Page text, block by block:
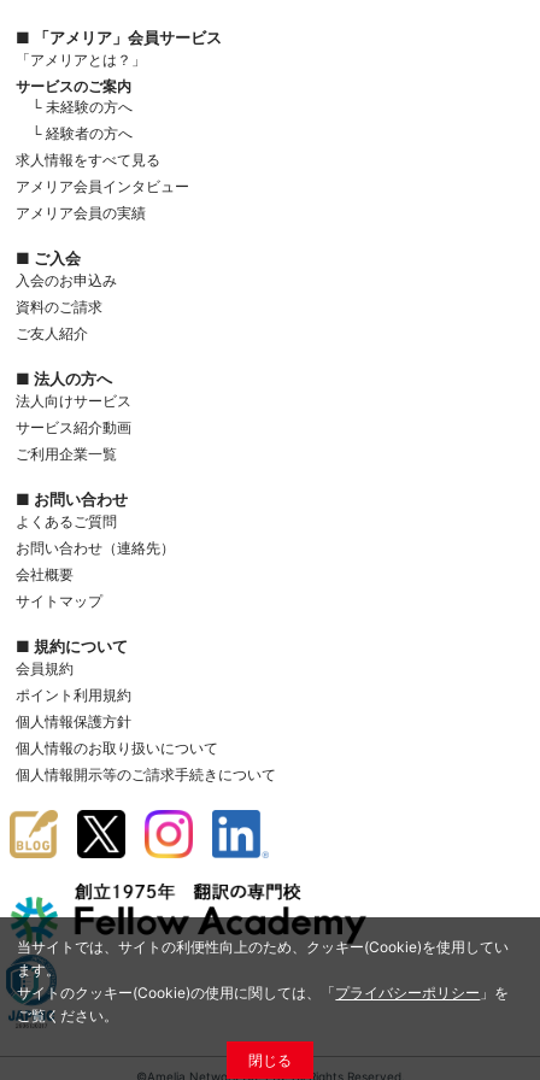
当サイトでは、サイトの利便性向上のため、クッキー(Cookie)を使用してい
ます。
サイトのクッキー(Cookie)の使用に関しては、「プライバシーポリシー 」を
ご覧ください。
閉じる
■ 「アメリア」会員サービス
「アメリアとは？」
サービスのご案内
└ 未経験の方へ
└ 経験者の方へ
求人情報をすべて見る
アメリア会員インタビュー
アメリア会員の実績
■ ご入会
入会のお申込み
資料のご請求
ご友人紹介
■ 法人の方へ
法人向けサービス
サービス紹介動画
ご利用企業一覧
■ お問い合わせ
よくあるご質問
お問い合わせ（連絡先）
会社概要
サイトマップ
■ 規約について
会員規約
ポイント利用規約
個人情報保護方針
個人情報のお取り扱いについて
個人情報開示等のご請求手続きについて
©Amelia Network Co.,Ltd. All Rights Reserved.